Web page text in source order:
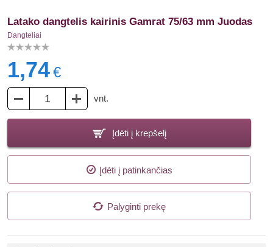
Latako dangtelis kairinis Gamrat 75/63 mm Juodas
Dangteliai
1,74€
vnt.
Įdėti į krepšelį
Įdėti į patinkančias
Palyginti prekę